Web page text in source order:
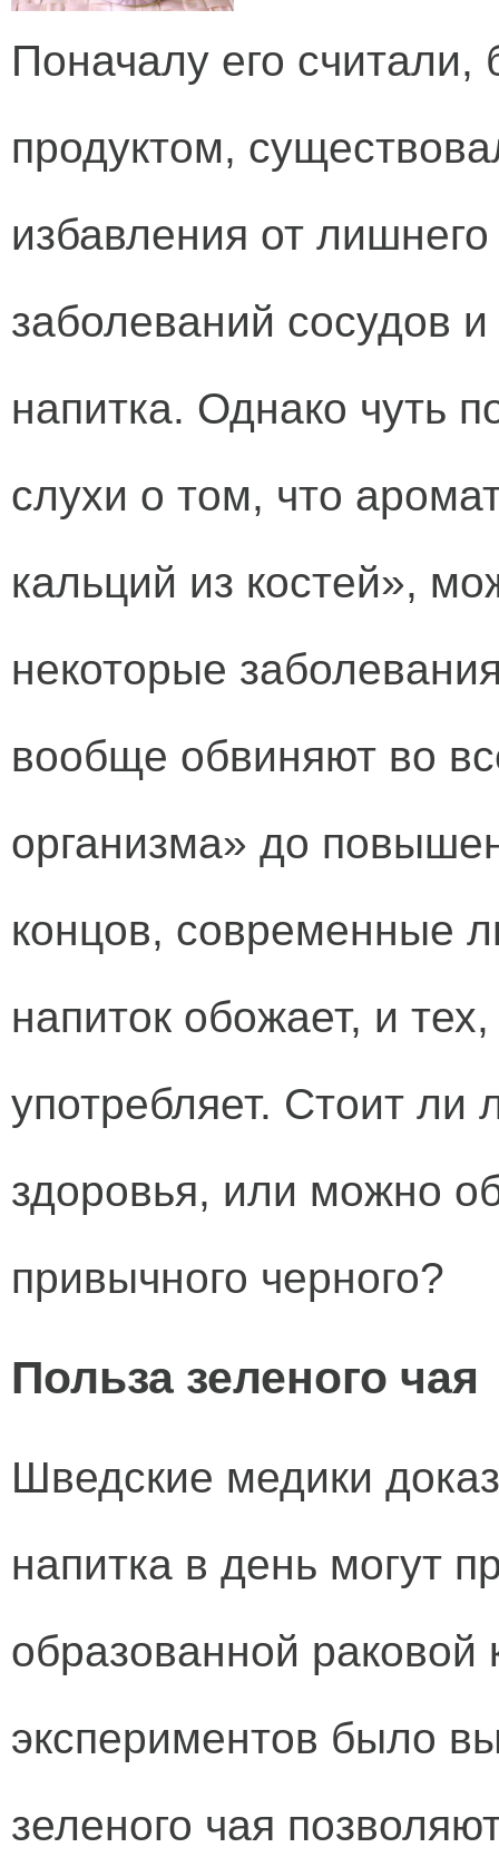
Поначалу его
продуктом,
избавления от
заболеваний сосудов
напитка. Однако чуть
слухи о том, что
кальций из костей»,
некоторые
вообще обвиняют во
организма» до
концов, современные
напиток обожает, и
употребляет. Стоит
здоровья, или можно
привычного черного?
Польза зеленого чая
Шведские медики
напитка в день могут
образованной раковой
экспериментов было
зеленого чая